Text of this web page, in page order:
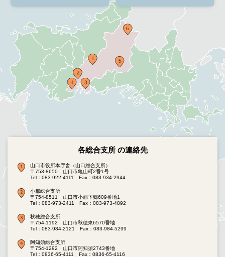
各総合支所 の連絡先
山口市役所本庁舎（山口総合支所）
〒753-8650 山口市亀山町2番1号
Tel：083-922-4111
Fax：083-934-2944
小郡総合支所
〒754-8511 山口市小郡下郷609番地1
Tel：083-973-2411
Fax：083-973-4892
秋穂総合支所
〒754-1192 山口市秋穂東6570番地
Tel：083-984-2121
Fax：083-984-5299
阿知須総合支所
〒754-1292 山口市阿知須2743番地
Tel：0836-65-4111
Fax：0836-65-4116